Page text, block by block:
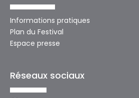
Informations pratiques
Plan du Festival
Espace presse
Réseaux sociaux